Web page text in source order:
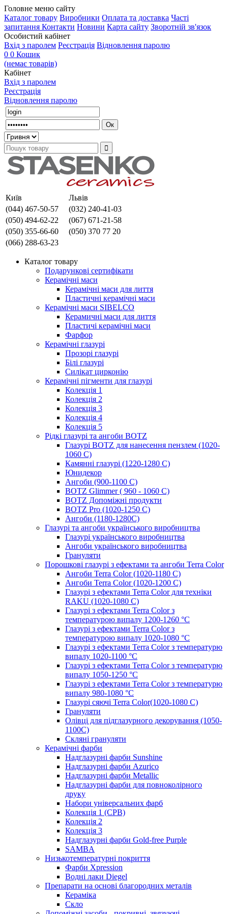
Головне меню сайту
Каталог товару Виробники Оплата та доставка Часті
запитання Контакти Новини Карта сайту Зворотній зв'язок
Особистий кабінет
Вхід з паролем Реєстрація Відновлення паролю
0 0 Кошик
(немає товарів)
Кабінет
Вхід з паролем
Реєстрація
Відновлення паролю
Київ
Львів
(044) 467-50-57
(032) 240-41-03
(050) 494-62-22
(067) 671-21-58
(050) 355-66-60
(050) 370 77 20
(066) 288-63-23
Каталог товару
Подарункові сертифікати
Керамічні маси
Керамічні маси для лиття
Пластичні керамічні маси
Керамічні маси SIBELСO
Керамичні маси для лиття
Пластичі керамічні маси
Фарфор
Керамічні глазурі
Прозорі глазурі
Білі глазурі
Силікат цирконію
Керамічні пігменти для глазурі
Колекція 1
Колекція 2
Колекція 3
Колекція 4
Колекція 5
Рідкі глазурі та ангоби BOTZ
Глазурі BOTZ для нанесення пензлем (1020-
1060 C)
Камянні глазурі (1220-1280 С)
Юнидекор
Ангоби (900-1100 С)
BOTZ Glimmer ( 960 - 1060 С)
BOTZ Допоміжні продукти
BOTZ Pro (1020-1250 C)
Ангоби (1180-1280С)
Глазурі та ангоби українського виробництва
Глазурі українського виробництва
Ангоби українського виробництва
Грануляти
Порошкові глазурі з ефектами та ангоби Terra Color
Ангоби Terra Color (1020-1180 С)
Ангоби Terra Color (1020-1200 С)
Глазурі з ефектами Terra Color для техніки
RAKU (1020-1080 С)
Глазурі з ефектами Terra Color з
температурою випалу 1200-1260 °С
Глазурі з ефектами Terra Color з
температурою випалу 1020-1080 °С
Глазурі з ефектами Terra Color з температурю
випалу 1020-1100 °С
Глазурі з ефектами Terra Color з температурю
випалу 1050-1250 °С
Глазурі з ефектами Terra Color з температурю
випалу 980-1080 °С
Глазурі сяючі Terra Color(1020-1080 С)
Грануляти
Олівці для підглазурного декорування (1050-
1100С)
Скляні грануляти
Керамічні фарби
Надглазурні фарби Sunshine
Надглазурні фарби Azurico
Надглазурні фарби Metallic
Надглазурні фарби для повноколірного
друку
Набори універсальних фарб
Колекція 1 (CPB)
Колекція 2
Колекція 3
Надглазурні фарби Gold-free Purple
SAMBA
Низькотемпературні покриття
Фарби Xpression
Водні лаки Diegel
Препарати на основі благородних металів
Кераміка
Скло